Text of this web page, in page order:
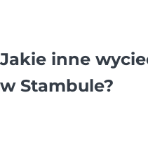
Jakie inne
w Stambule?